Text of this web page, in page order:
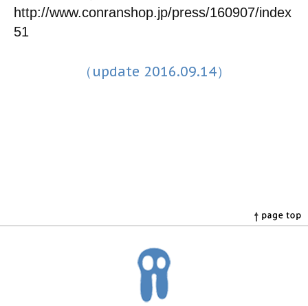
http://www.conranshop.jp/press/160907/index
51
（update 2016.09.14）